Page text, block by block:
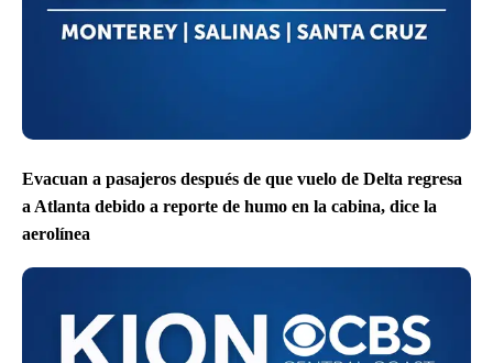
Evacuan a pasajeros después de que vuelo de Delta regresa
a Atlanta debido a reporte de humo en la cabina, dice la
aerolínea